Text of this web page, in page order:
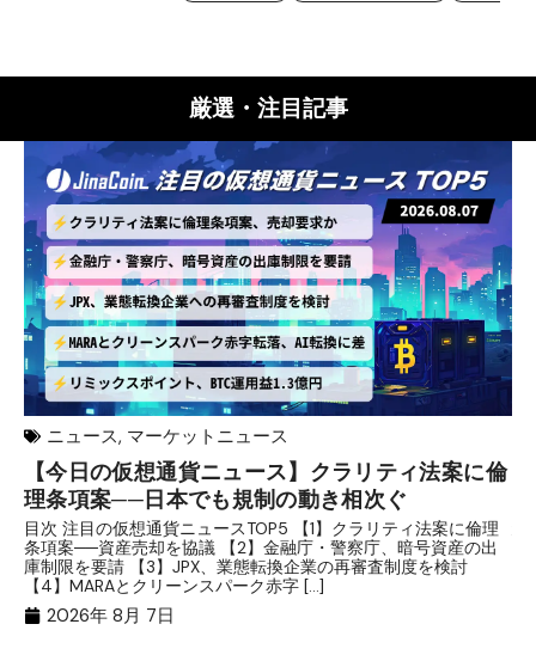
厳選・注目記事
ニュース, マーケットニュース
【今日の仮想通貨ニュース】クラリティ法案に倫
理条項案──日本でも規制の動き相次ぐ
目次 注目の仮想通貨ニュースTOP5 【1】クラリティ法案に倫理
条項案──資産売却を協議 【2】金融庁・警察庁、暗号資産の出
庫制限を要請 【3】JPX、業態転換企業の再審査制度を検討
【4】MARAとクリーンスパーク赤字 […]
2026年 8月 7日